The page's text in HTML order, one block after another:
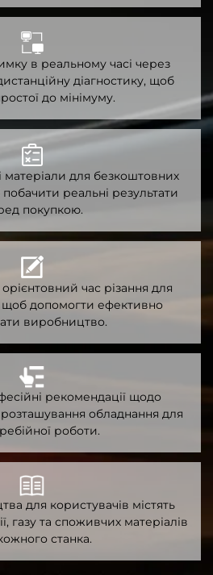
в реальному часі через
діагностику, щоб
до мінімуму.
матеріали для безкоштовних
побачити реальні результати
покупкою.
час різання для
щоб допомогти ефективно
виробництво.
рекомендації щодо
обладнання для
роботи.
для користувачів містять
газу та споживчих матеріалів
станка.